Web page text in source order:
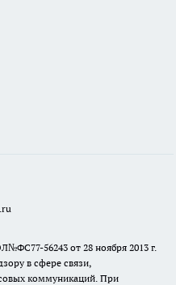
56243 от 28 ноября 2013 г.
в сфере связи,
коммуникаций. При